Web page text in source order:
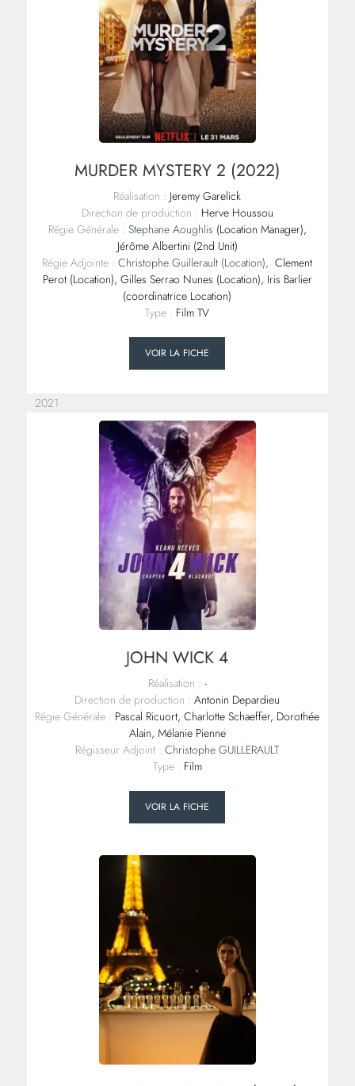
MURDER MYSTERY 2 (2022)
Réalisation : Jeremy Garelick
Direction de production : Herve Houssou
Régie Générale : Stephane Aoughlis (Location Manager),
Jérôme Albertini (2nd Unit)
Régie Adjointe : Christophe Guillerault (Location), Clement
Perot (Location), Gilles Serrao Nunes (Location), Iris Barlier
(coordinatrice Location)
Type : Film TV
VOIR LA FICHE
2021
JOHN WICK 4
Réalisation : -
Direction de production : Antonin Depardieu
Régie Générale : Pascal Ricuort, Charlotte Schaeffer, Dorothée
Alain, Mélanie Pienne
Régisseur Adjoint : Christophe GUILLERAULT
Type : Film
VOIR LA FICHE